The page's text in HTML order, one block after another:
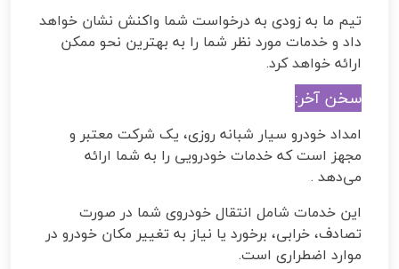
تیم ما به زودی به درخواست شما واکنش نشان خواهد
داد و خدمات مورد نظر شما را به بهترین نحو ممکن
ارائه خواهد کرد.
سخن آخر:
امداد خودرو سیار شبانه روزی، یک شرکت‌ معتبر و
مجهز است که خدمات خودرویی را به شما ارائه
می‌دهد .
این خدمات شامل انتقال خودروی شما در صورت
تصادف، خرابی، برخورد یا نیاز به تغییر مکان خودرو در
موارد اضطراری است.